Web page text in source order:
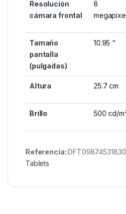
Resolución
cámara frontal
8
Tamaño
pantalla
(pulgadas)
10.95 “
Altura 25.7 cm
Brillo 500 cd/
Referencia:DFT09874531830
Tablets